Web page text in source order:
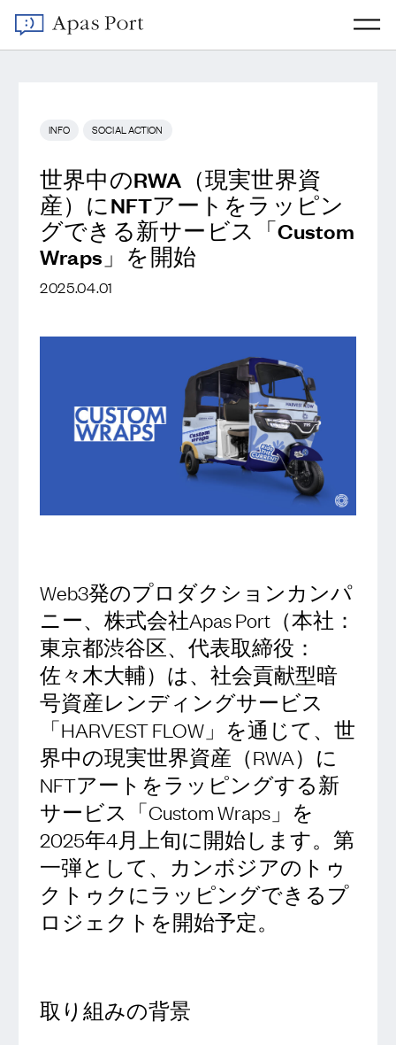
INFO SOCIAL ACTION
世界中のRWA（現実世界資
産）にNFTアートをラッピン
グできる新サービス「Custom
Wraps」を開始
2025.04.01
Web3発のプロダクションカンパ
ニー、株式会社Apas Port（本社：
東京都渋谷区、代表取締役：
佐々木大輔）は、社会貢献型暗
号資産レンディングサービス
「HARVEST FLOW」を通じて、世
界中の現実世界資産（RWA）に
NFTアートをラッピングする新
サービス「Custom Wraps」を
2025年4月上旬に開始します。第
一弾として、カンボジアのトゥ
クトゥクにラッピングできるプ
ロジェクトを開始予定。
取り組みの背景